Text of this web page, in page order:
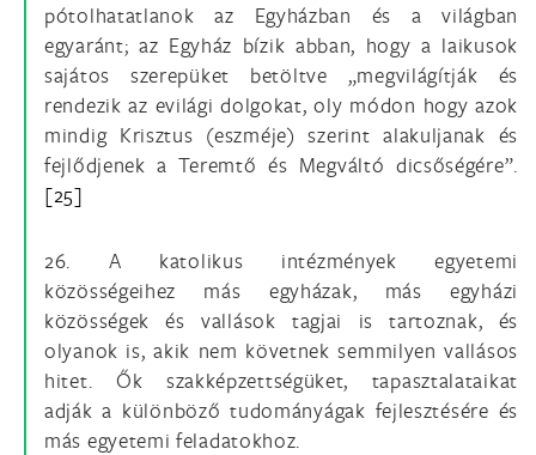
pótolhatatlanok az Egyházban és a világban
egyaránt; az Egyház bízik abban, hogy a laikusok
sajátos szerepüket betöltve „megvilágítják és
rendezik az evilági dolgokat, oly módon hogy azok
mindig Krisztus (eszméje) szerint alakuljanak és
fejlődjenek a Teremtő és Megváltó dicsőségére”.
[25]
26. A katolikus intézmények egyetemi
közösségeihez más egyházak, más egyházi
közösségek és vallások tagjai is tartoznak, és
olyanok is, akik nem követnek semmilyen vallásos
hitet. Ők szakképzettségüket, tapasztalataikat
adják a különböző tudományágak fejlesztésére és
más egyetemi feladatokhoz.